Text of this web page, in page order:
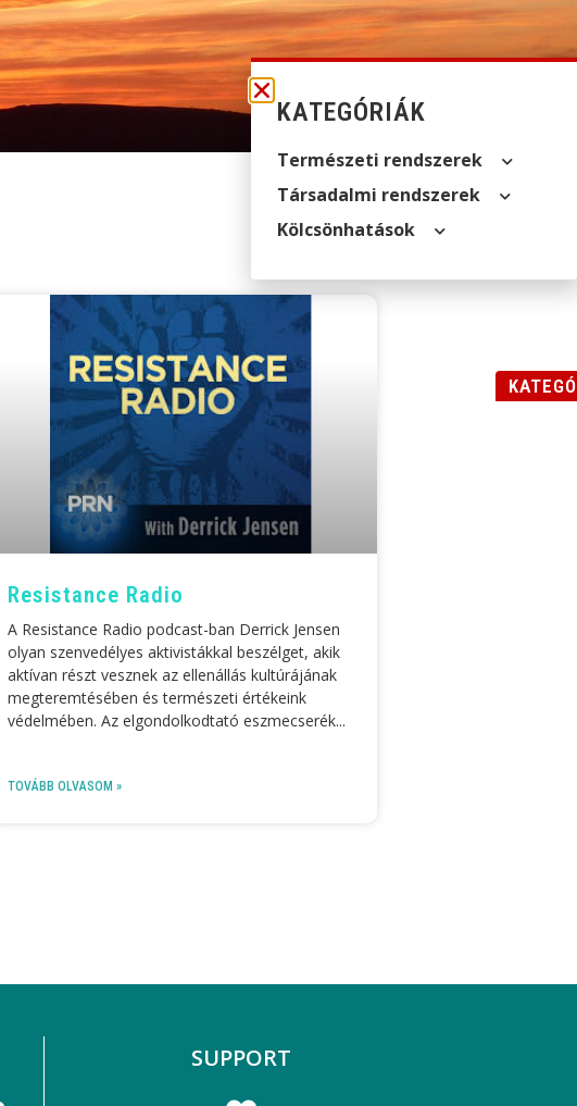
Resistance Radio
A Resistance Radio podcast-ban Derrick Jensen
olyan szenvedélyes aktivistákkal beszélget, akik
aktívan részt vesznek az ellenállás kultúrájának
megteremtésében és természeti értékeink
védelmében. Az elgondolkodtató eszmecserék
TOVÁBB OLVASOM »
SUPPORT
KATEGÓRIÁK
Természeti rendszerek
Társadalmi rendszerek
Kölcsön­hatások